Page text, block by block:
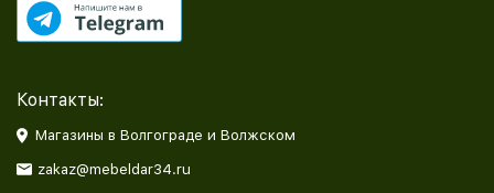
Контакты:
Магазины в Волгограде и Волжском
zakaz@mebeldar34.ru